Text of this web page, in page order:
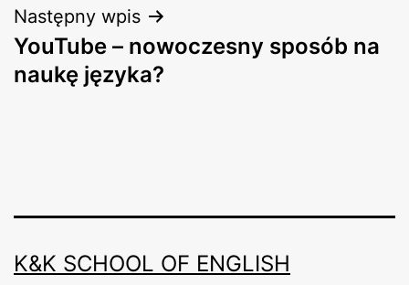
Następny wpis
YouTube – nowoczesny sposób na
naukę języka?
K&K SCHOOL OF ENGLISH